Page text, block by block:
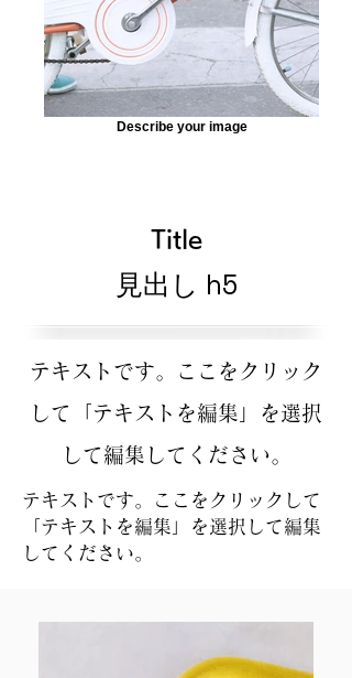
Describe your image
Title
見出し h5
テキストです。ここをクリック
して「テキストを編集」を選択
して編集してください。
テキストです。ここをクリックして
「テキストを編集」を選択して編集
してください。